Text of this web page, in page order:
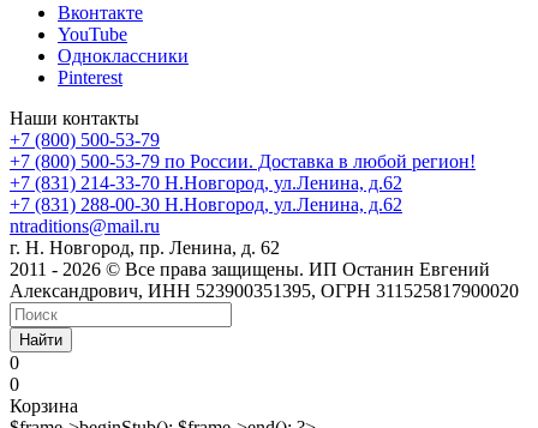
Вконтакте
YouTube
Одноклассники
Pinterest
Наши контакты
+7 (800) 500-53-79
+7 (800) 500-53-79 по России. Доставка в любой регион!
+7 (831) 214-33-70 Н.Новгород, ул.Ленина, д.62
+7 (831) 288-00-30 Н.Новгород, ул.Ленина, д.62
ntraditions@mail.ru
г. Н. Новгород, пр. Ленина, д. 62
2011 - 2026 © Все права защищены. ИП Останин Евгений
Александрович, ИНН 523900351395, ОГРН 311525817900020
Найти
0
0
Корзина